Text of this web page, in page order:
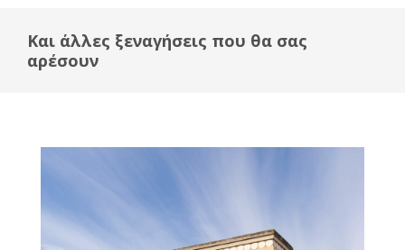
Και άλλες ξεναγήσεις που θα σας
αρέσουν